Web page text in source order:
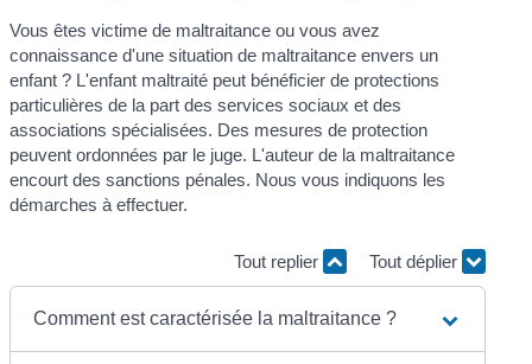
Vous êtes victime de maltraitance ou vous avez
connaissance d'une situation de maltraitance envers un
enfant ? L'enfant maltraité peut bénéficier de protections
particulières de la part des services sociaux et des
associations spécialisées. Des mesures de protection
peuvent ordonnées par le juge. L'auteur de la maltraitance
encourt des sanctions pénales. Nous vous indiquons les
démarches à effectuer.
Tout replier Tout déplier
Comment est caractérisée la maltraitance ?